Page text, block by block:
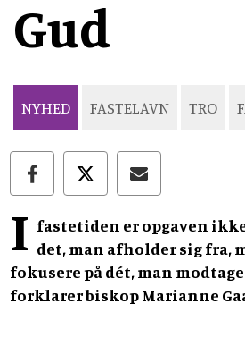
Gud
NYHED FASTELAVN TRO
I fastetiden er opgaven
det, man afholder sig fra,
fokusere på dét, man
forklarer biskop Marianne